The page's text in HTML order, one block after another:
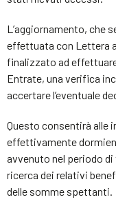
L’aggiornamento, che
effettuata con Lettera
finalizzato ad
Entrate, una verifica
accertare l’eventuale
Questo consentirà alle
effettivamente
avvenuto nel periodo
ricerca dei relativi
delle somme spettanti.